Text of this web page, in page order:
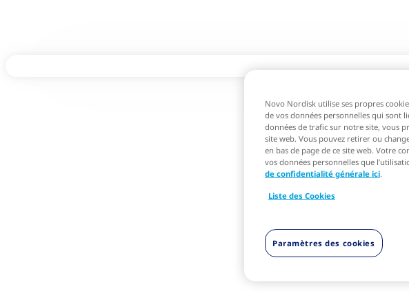
Novo Nordisk utilise ses propres
de vos données personnelles qui sont
données de trafic sur notre site, vous
site web. Vous pouvez retirer ou
en bas de page de ce site web. Votre
vos données personnelles que
de confidentialité générale ici.
Liste des Cookies
Paramètres des cookies